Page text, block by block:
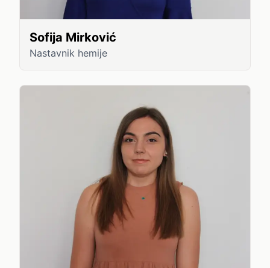
Sofija Mirković
Nastavnik hemije